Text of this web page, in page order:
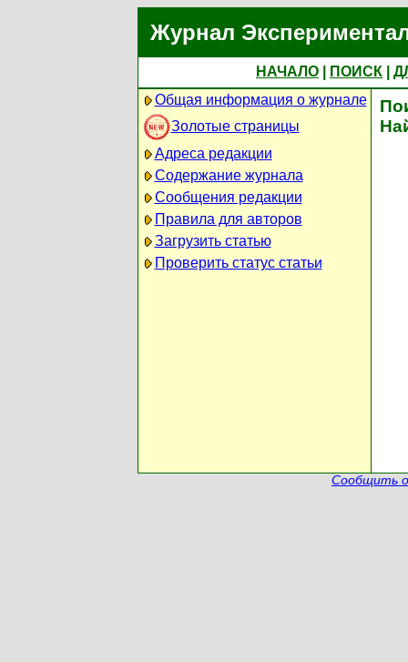
Журнал
НАЧАЛО ПОИСК
Общая информация о журнале
Золотые страницы
Адреса редакции
Содержание журнала
Сообщения редакции
Правила для авторов
Загрузить статью
Проверить статус статьи
Сообщить о